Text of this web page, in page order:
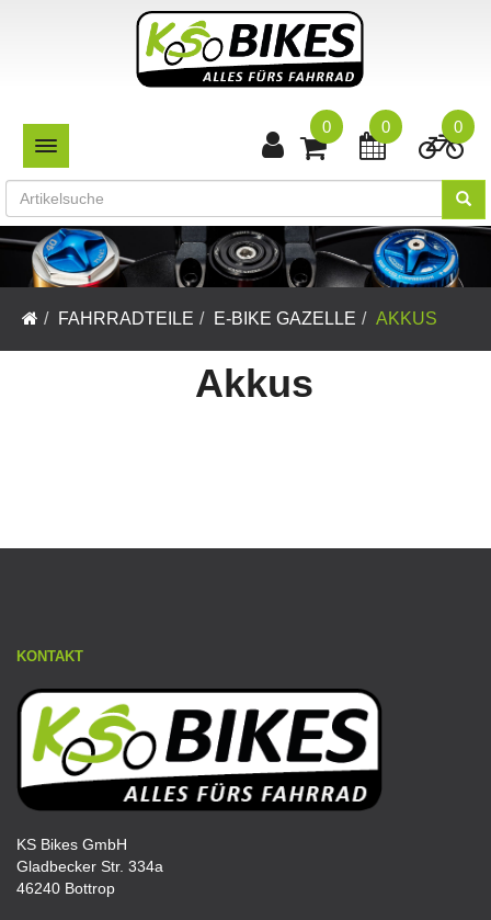
TOGGLE NAVIGATION
0
0
0
FAHRRADTEILE E-BIKE GAZELLE AKKUS
Akkus
KONTAKT
KS Bikes GmbH
Gladbecker Str. 334a
46240 Bottrop